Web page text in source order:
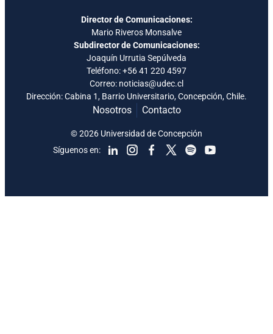
Director de Comunicaciones:
Mario Riveros Monsalve
Subdirector de Comunicaciones:
Joaquín Urrutia Sepúlveda
Teléfono:+56 41 220 4597
Correo: noticias@udec.cl
Dirección: Cabina 1, Barrio Universitario, Concepción, Chile.
Nosotros Contacto
Síguenos en:
© 2026 Universidad de Concepción